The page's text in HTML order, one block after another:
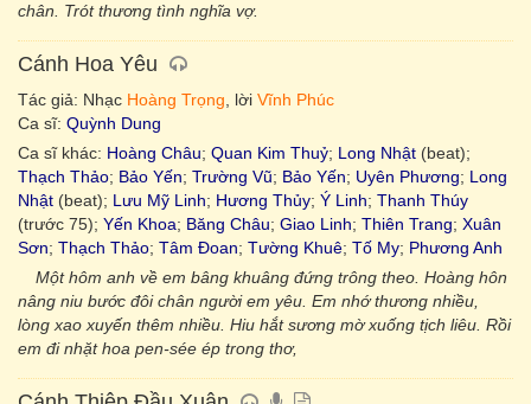
chân. Trót thương tình nghĩa vợ.
Cánh Hoa Yêu
Tác giả: Nhạc Hoàng Trọng , lời Vĩnh Phúc
Ca sĩ: Quỳnh Dung
Ca sĩ khác: Hoàng Châu; Quan Kim Thuỷ; Long Nhật (beat);
Thạch Thảo; Bảo Yến; Trường Vũ; Bảo Yến; Uyên Phương; Long
Nhật (beat); Lưu Mỹ Linh; Hương Thủy; Ý Linh; Thanh Thúy
(trước 75); Yến Khoa; Băng Châu; Giao Linh; Thiên Trang; Xuân
Sơn; Thạch Thảo; Tâm Đoan; Tường Khuê; Tố My; Phương Anh
Một hôm anh về em bâng khuâng đứng trông theo. Hoàng hôn
nâng niu bước đôi chân người em yêu. Em nhớ thương nhiều,
lòng xao xuyến thêm nhiều. Hiu hắt sương mờ xuống tịch liêu. Rồi
em đi nhặt hoa pen-sée ép trong thơ,